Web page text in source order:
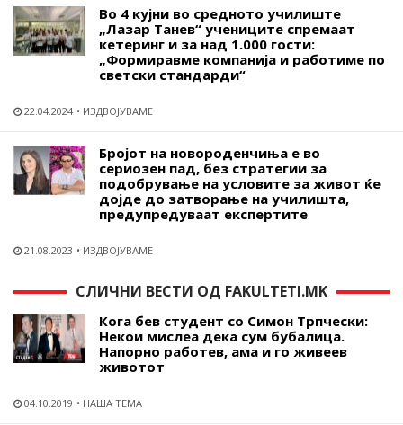
Во 4 кујни во средното училиште
„Лазар Танев“ учениците спремаат
кетеринг и за над 1.000 гости:
„Формиравме компанија и работиме по
светски стандарди“
22.04.2024 ИЗДВОЈУВАМЕ
Бројот на новороденчиња е во
сериозен пад, без стратегии за
подобрување на условите за живот ќе
дојде до затворање на училишта,
предупредуваат експертите
21.08.2023 ИЗДВОЈУВАМЕ
СЛИЧНИ ВЕСТИ ОД FAKULTETI.MK
Кога бев студент со Симон Трпчески:
Некои мислеа дека сум бубалица.
Напорно работев, ама и го живеев
животот
04.10.2019 НАША ТЕМА